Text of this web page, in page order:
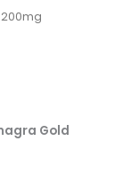
Gold